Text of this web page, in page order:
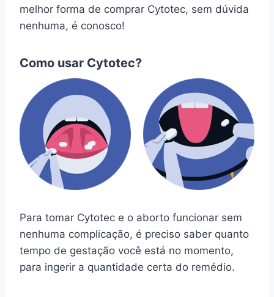
melhor forma de comprar Cytotec, sem dúvida
nenhuma, é conosco!
Como usar Cytotec?
Para tomar Cytotec e o aborto funcionar sem
nenhuma complicação, é preciso saber quanto
tempo de gestação você está no momento,
para ingerir a quantidade certa do remédio.